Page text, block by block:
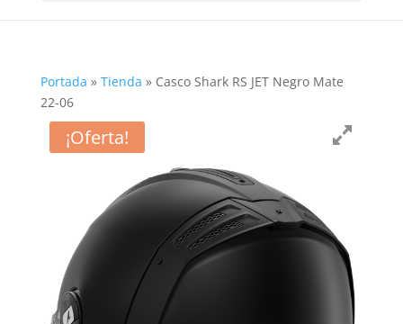
Portada » Tienda » Casco Shark RS JET Negro Mate
22-06
¡Oferta!